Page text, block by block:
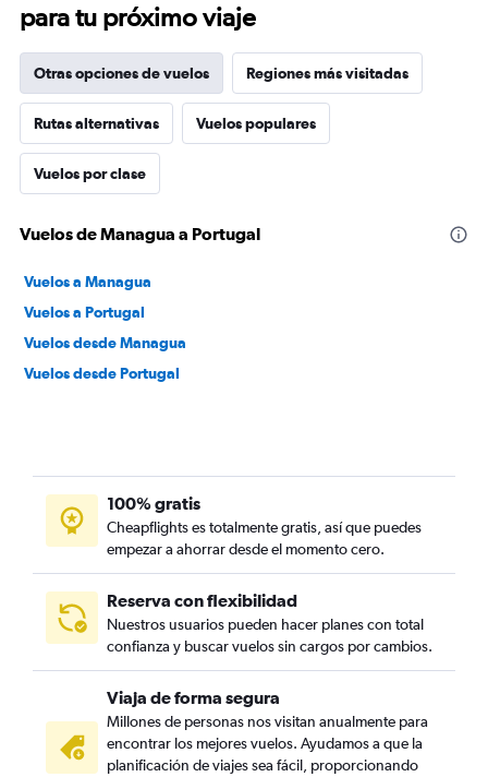
para tu próximo viaje
Otras opciones de vuelos Regiones más visitadas
Rutas alternativas Vuelos populares
Vuelos por clase
Vuelos de Managua a Portugal
Vuelos a Managua
Vuelos a Portugal
Vuelos desde Managua
Vuelos desde Portugal
100% gratis
Cheapflights es totalmente gratis, así que puedes
empezar a ahorrar desde el momento cero.
Reserva con flexibilidad
Nuestros usuarios pueden hacer planes con total
confianza y buscar vuelos sin cargos por cambios.
Viaja de forma segura
Millones de personas nos visitan anualmente para
encontrar los mejores vuelos. Ayudamos a que la
planificación de viajes sea fácil, proporcionando